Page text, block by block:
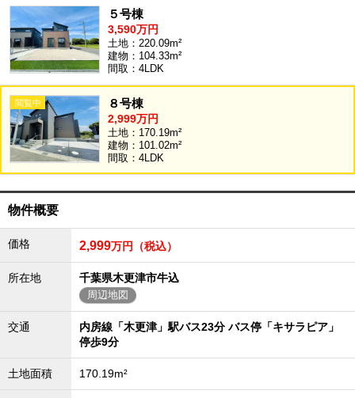
５号棟
3,590万円
土地：220.09m²
建物：104.33m²
間取：4LDK
８号棟
2,999万円
土地：170.19m²
建物：101.02m²
間取：4LDK
物件概要
価格 2,999万円（税込）
所在地 千葉県木更津市牛込
周辺地図
交通
内房線「木更津」駅バス23分 バス停「キサラピア」
停歩9分
土地面積 170.19m²
沖縄全域エリア
沖縄全域エリアの新築一戸建
沖縄全域エリアの中古一戸建
沖縄全域エリアのマンション
お客様の声